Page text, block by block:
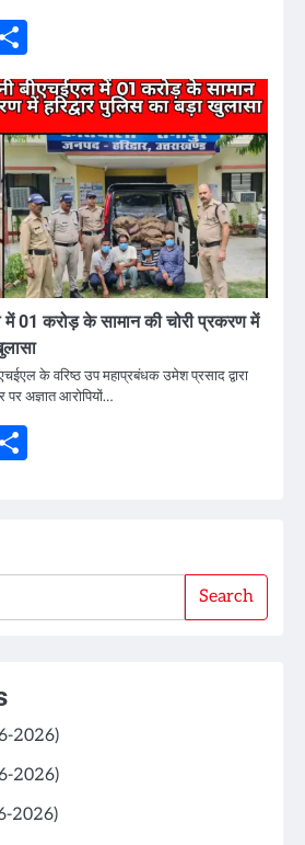
में 01 करोड़ के सामान की चोरी प्रकरण में
के वरिष्ठ उप महाप्रबंधक उमेश प्रसाद द्वारा
पर अज्ञात आरोपियों…
Search
2026)
2026)
2026)